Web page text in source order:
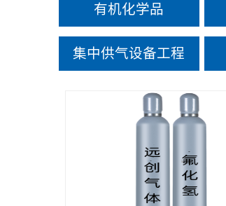
有机化学品
集中供气设备工程